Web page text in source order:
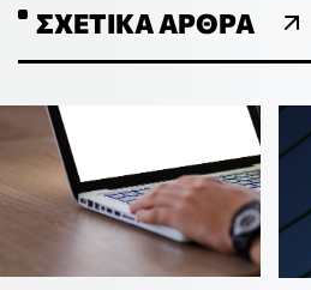
ΣΧΕΤΙΚΆ ΆΡΘΡΑ